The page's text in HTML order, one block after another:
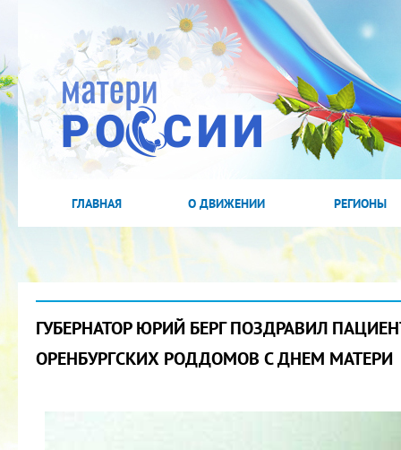
ГЛАВНАЯ О ДВИЖЕНИИ РЕГИОНЫ
ГУБЕРНАТОР ЮРИЙ БЕРГ ПОЗДРАВИЛ
ОРЕНБУРГСКИХ РОДДОМОВ С ДНЕМ МАТЕРИ